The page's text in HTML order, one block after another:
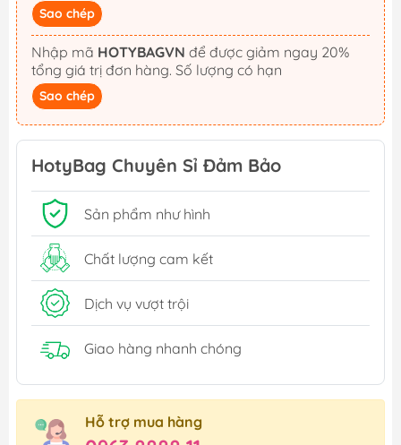
Sao chép
Nhập mã HOTYBAGVN
tổng giá trị đơn hàng. Số lượng có hạn
Sao chép
HotyBag Chuyên Sỉ Đảm Bảo
Sản phẩm như hình
Chất lượng cam kết
Dịch vụ vượt trội
Giao hàng nhanh chóng
Hỗ trợ mua hàng